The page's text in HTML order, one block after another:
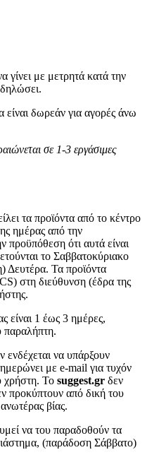
με μετρητά κατά την
δωρεάν για αγορές άνω
σε 1-3 εργάσιμες
τα προϊόντα από το κέντρο
ημέρας από την
προϋπόθεση ότι αυτά είναι
το Σαββατοκύριακο
Δευτέρα. Τα προϊόντα
στη διεύθυνση (έδρα της
είναι 1 έως 3 ημέρες,
παραλήπτη.
να υπάρξουν
με e-mail για τυχόν
χρήστη. Το suggest.gr δεν
προκύπτουν από δική του
βίας.
να του παραδοθούν τα
(παράδοση Σάββατο)